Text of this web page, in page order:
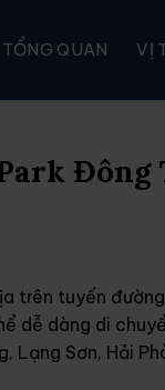
TỔNG QUAN VỊ
Đông
trên tuyến
dễ dàng di
Lạng Sơn, Hải